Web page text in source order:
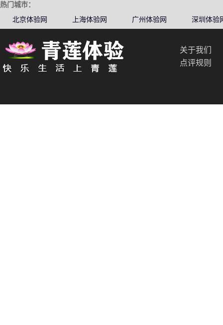
热门城市：
北京体验网
上海体验网 广州体验网 深圳体验
关于我们
点评规则